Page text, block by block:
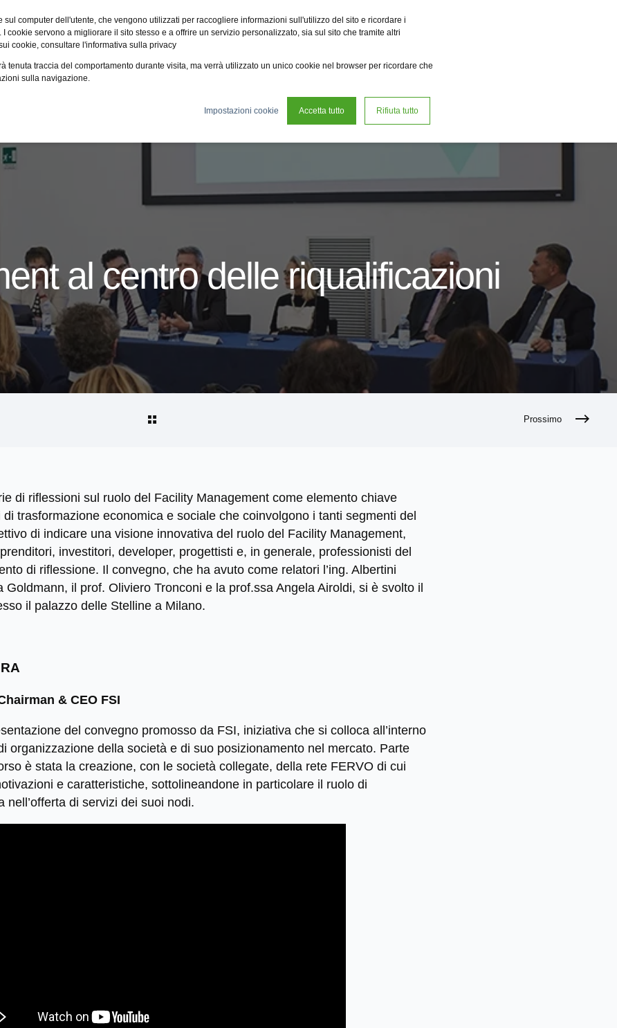
sul computer dell'utente, che vengono utilizzati per raccogliere informazioni sull'utilizzo del sito e ricordare i
cookie servono a migliorare il sito stesso e a offrire un servizio personalizzato, sia sul sito che tramite altri
cookie, consultare l'informativa sulla privacy
tenuta traccia del comportamento durante visita, ma verrà utilizzato un unico cookie nel browser per ricordare che
sulla navigazione.
Impostazioni cookie Accetta tutto Rifiuta tutto
Fsi Fsi General Contractor Eco2zone Omnireal BayWa r.e. Power Solutions
al centro delle riqualificazioni
Prossimo
di riflessioni sul ruolo del Facility Management come elemento chiave
di trasformazione economica e sociale che coinvolgono i tanti segmenti del
di indicare una visione innovativa del ruolo del Facility Management,
investitori, developer, progettisti e, in generale, professionisti del
di riflessione. Il convegno, che ha avuto come relatori l’ing. Albertini
Goldmann, il prof. Oliviero Tronconi e la prof.ssa Angela Airoldi, si è svolto il
il palazzo delle Stelline a Milano.
& CEO FSI
del convegno promosso da FSI, iniziativa che si colloca all’interno
organizzazione della società e di suo posizionamento nel mercato. Parte
è stata la creazione, con le società collegate, della rete FERVO di cui
e caratteristiche, sottolineandone in particolare il ruolo di
nell’offerta di servizi dei suoi nodi.